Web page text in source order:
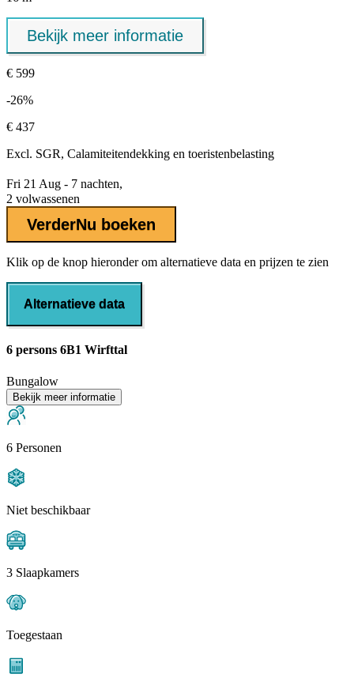
Bekijk meer informatie
€ 599
-26%
€ 437
Excl. SGR, Calamiteitendekking en toeristenbelasting
Fri 21 Aug - 7 nachten,
2 volwassenen
VerderNu boeken
Klik op de knop hieronder om alternatieve data en prijzen te zien
Alternatieve data
6 persons 6B1 Wirfttal
Bungalow
Bekijk meer informatie
6 Personen
Niet beschikbaar
3 Slaapkamers
Toegestaan